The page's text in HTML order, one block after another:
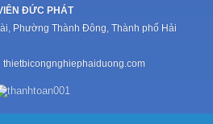
ĐỨC PHÁT
Phường Thành Đông, Thành phố Hải
thietbicongnghiephaiduong.com